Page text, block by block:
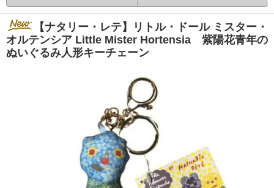
【ナタリー・レテ】リトル・ドール ミスター・
オルテンシア Little Mister Hortensia 紫陽花青年の
ぬいぐるみ人形キーチェーン